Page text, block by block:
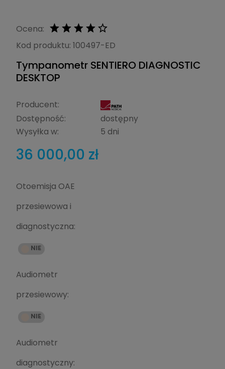
Ocena:
Kod produktu: 100497-ED
Tympanometr SENTIERO DIAGNOSTIC
DESKTOP
Producent:
Dostępność:
dostępny
Wysyłka w:
5 dni
36 000,00 zł
Otoemisja OAE
przesiewowa i
diagnostyczna:
Audiometr
przesiewowy:
Audiometr
diagnostyczny: